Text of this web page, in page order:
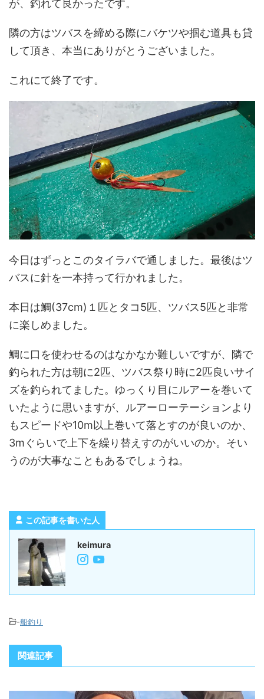
が、釣れて良かったです。
隣の方はツバスを締める際にバケツや掴む道具も貸
して頂き、本当にありがとうございました。
これにて終了です。
今日はずっとこのタイラバで通しました。最後はツ
バスに針を一本持って行かれました。
本日は鯛(37cm)１匹とタコ5匹、ツバス5匹と非常
に楽しめました。
鯛に口を使わせるのはなかなか難しいですが、隣で
釣られた方は朝に2匹、ツバス祭り時に2匹良いサイ
ズを釣られてました。ゆっくり目にルアーを巻いて
いたように思いますが、ルアーローテーションより
もスピードや10m以上巻いて落とすのが良いのか、
3mぐらいで上下を繰り替えすのがいいのか。そい
うのが大事なこともあるでしょうね。
この記事を書いた人
keimura
-船釣り
関連記事